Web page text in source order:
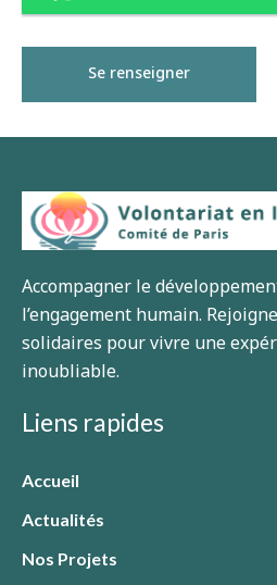
Accompagner le
l’engagement humain.
solidaires pour vivre une
inoubliable.
Liens rapides
Accueil
Actualités
Nos Projets